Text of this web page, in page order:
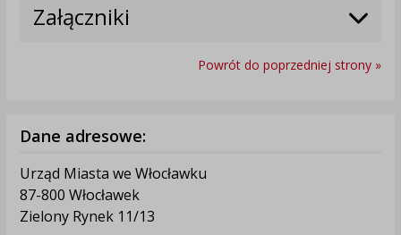
Załączniki
Powrót do poprzedniej strony »
Dane adresowe:
Urząd Miasta we Włocławku
87-800 Włocławek
Zielony Rynek 11/13